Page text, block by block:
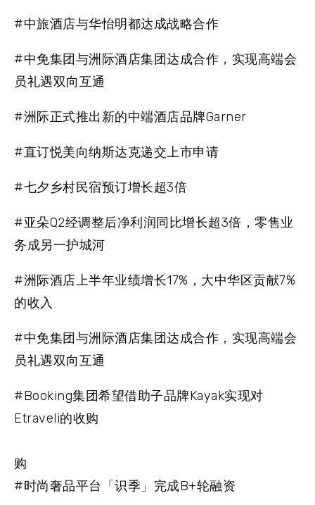
#中旅酒店与华怡明都达成战略合作
#中免集团与洲际酒店集团达成合作，实现高端会
员礼遇双向互通
#洲际正式推出新的中端酒店品牌Garner
#直订悦美向纳斯达克递交上市申请
#七夕乡村民宿预订增长超3倍
#亚朵Q2经调整后净利润同比增长超3倍，零售业
务成另一护城河
#洲际酒店上半年业绩增长17%，大中华区贡献7%
的收入
#中免集团与洲际酒店集团达成合作，实现高端会
员礼遇双向互通
#Booking集团希望借助子品牌Kayak实现对
Etraveli的收购
购
#时尚奢品平台「识季」完成B+轮融资